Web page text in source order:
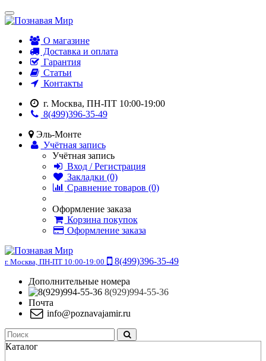
О магазине
Доставка и оплата
Гарантия
Статьи
Контакты
г. Москва, ПН-ПТ 10:00-19:00
8(499)396-35-49
Эль-Монте
Учётная запись
Учётная запись
Вход / Регистрация
Закладки (0)
Сравнение товаров (0)
Оформление заказа
Корзина покупок
Оформление заказа
г. Москва, ПН-ПТ 10:00-19:00
8(499)396-35-49
Дополнительные номера
8(929)994-55-36
Почта
info@poznavajamir.ru
Каталог